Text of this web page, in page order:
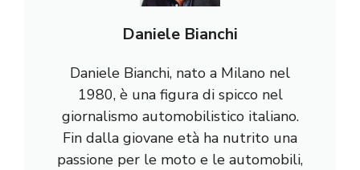
Daniele Bianchi
Daniele Bianchi, nato a Milano nel
1980, è una figura di spicco nel
giornalismo automobilistico italiano.
Fin dalla giovane età ha nutrito una
passione per le moto e le automobili,